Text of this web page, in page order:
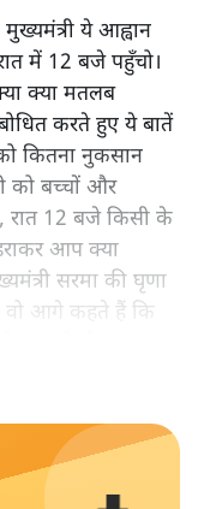
ये आह्वान
में 12 बजे पहुँचो।
क्या मतलब
करते हुए ये बातें
कितना नुकसान
को बच्चों और
रात 12 बजे किसी के
आप क्या
सरमा की घृणा
वो आगे कहते हैं कि